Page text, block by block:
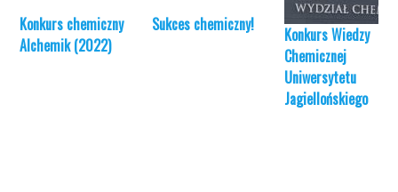
Konkurs chemiczny
Alchemik (2022)
Sukces chemiczny!
Konkurs Wiedzy
Chemicznej
Uniwersytetu
Jagiellońskiego